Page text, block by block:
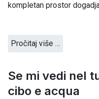
kompletan prostor
Pročitaj više …
Se mi vedi nel
cibo e acqua